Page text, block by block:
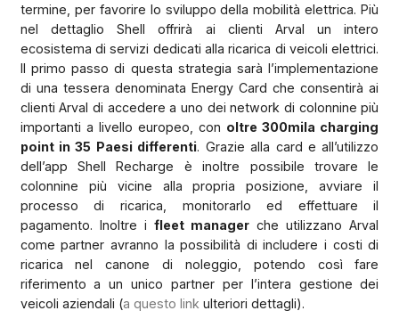
termine, per favorire lo sviluppo della mobilità elettrica. Più
nel dettaglio Shell offrirà ai clienti Arval un intero
ecosistema di servizi dedicati alla ricarica di veicoli elettrici.
Il primo passo di questa strategia sarà l’implementazione
di una tessera denominata Energy Card che consentirà ai
clienti Arval di accedere a uno dei network di colonnine più
importanti a livello europeo, con oltre 300mila charging
point in 35 Paesi differenti. Grazie alla card e all’utilizzo
dell’app Shell Recharge è inoltre possibile trovare le
colonnine più vicine alla propria posizione, avviare il
processo di ricarica, monitorarlo ed effettuare il
pagamento. Inoltre i fleet manager che utilizzano Arval
come partner avranno la possibilità di includere i costi di
ricarica nel canone di noleggio, potendo così fare
riferimento a un unico partner per l’intera gestione dei
veicoli aziendali (a questo link ulteriori dettagli).